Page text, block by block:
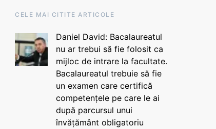
CELE MAI CITITE ARTICOLE
Daniel David: Bacalaureatul
nu ar trebui să fie folosit ca
mijloc de intrare la facultate.
Bacalaureatul trebuie să fie
un examen care certifică
competențele pe care le ai
după parcursul unui
învățământ obligatoriu